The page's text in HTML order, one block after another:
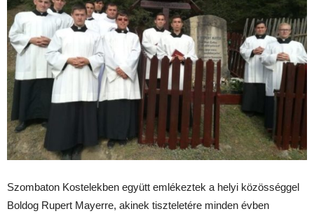
Szombaton Kostelekben együtt emlékeztek a helyi közösséggel
Boldog Rupert Mayerre, akinek tiszteletére minden évben